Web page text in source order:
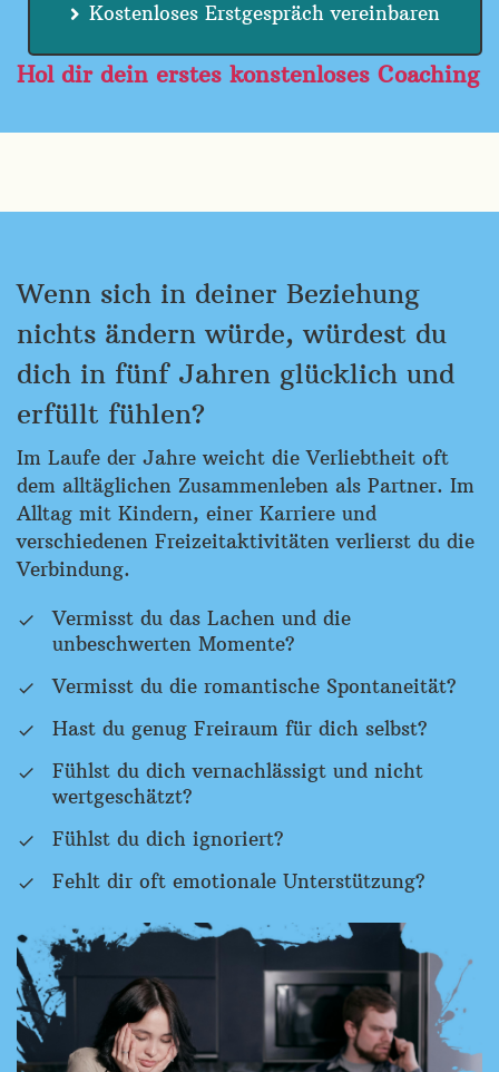
Kostenloses Erstgespräch vereinbaren
Hol dir dein erstes konstenloses Coaching
Wenn sich in deiner Beziehung
nichts ändern würde, würdest du
dich in fünf Jahren glücklich und
erfüllt fühlen?
Im Laufe der Jahre weicht die Verliebtheit oft
dem alltäglichen Zusammenleben als Partner. Im
Alltag mit Kindern, einer Karriere und
verschiedenen Freizeitaktivitäten verlierst du die
Verbindung.
Vermisst du das Lachen und die
unbeschwerten Momente?
Vermisst du die romantische Spontaneität?
Hast du genug Freiraum für dich selbst?
Fühlst du dich vernachlässigt und nicht
wertgeschätzt?
Fühlst du dich ignoriert?
Fehlt dir oft emotionale Unterstützung?